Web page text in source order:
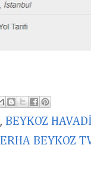
, BEYKOZ
ERHA BEYKOZ